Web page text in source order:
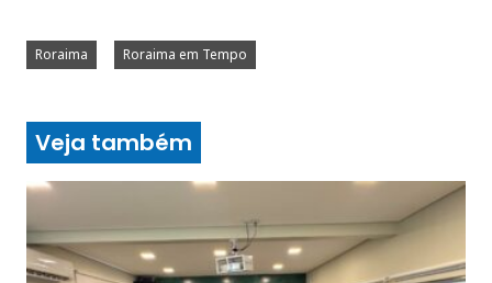
Roraima Roraima em Tempo
Veja também